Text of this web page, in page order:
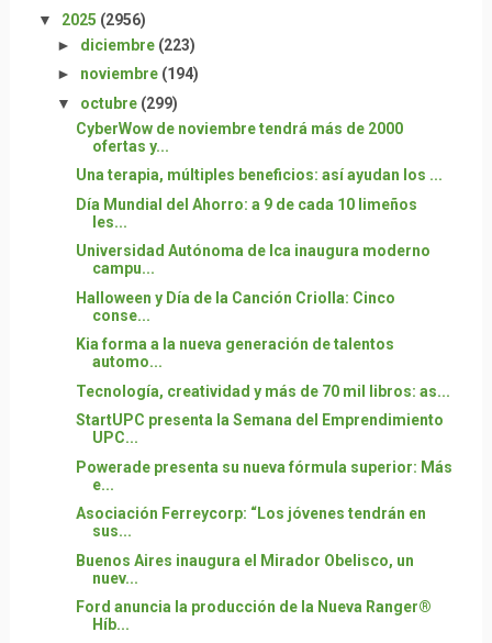
▼ 2025 (2956)
► diciembre (223)
► noviembre (194)
▼ octubre (299)
CyberWow de noviembre tendrá más de 2000
ofertas y...
Una terapia, múltiples beneficios: así ayudan los ...
Día Mundial del Ahorro: a 9 de cada 10 limeños
les...
Universidad Autónoma de Ica inaugura moderno
campu...
Halloween y Día de la Canción Criolla: Cinco
conse...
Kia forma a la nueva generación de talentos
automo...
Tecnología, creatividad y más de 70 mil libros: as...
StartUPC presenta la Semana del Emprendimiento
UPC...
Powerade presenta su nueva fórmula superior: Más
e...
Asociación Ferreycorp: “Los jóvenes tendrán en
sus...
Buenos Aires inaugura el Mirador Obelisco, un
nuev...
Ford anuncia la producción de la Nueva Ranger®
Híb...